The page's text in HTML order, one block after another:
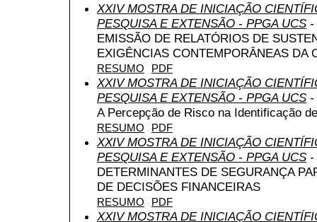
XXIV MOSTRA DE INICIAÇÃO
PESQUISA E EXTENSÃO - PPGA UCS -
EMISSÃO DE RELATÓRIOS DE
EXIGÊNCIAS CONTEMPORÂNEAS DA
RESUMO PDF
XXIV MOSTRA DE INICIAÇÃO
PESQUISA E EXTENSÃO - PPGA UCS -
A Percepção de Risco na Identificação
RESUMO PDF
XXIV MOSTRA DE INICIAÇÃO
PESQUISA E EXTENSÃO - PPGA UCS -
DETERMINANTES DE SEGURANÇA
DE DECISÕES FINANCEIRAS
RESUMO PDF
XXIV MOSTRA DE INICIAÇÃO